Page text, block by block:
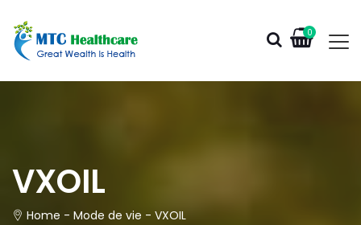
0
VXOIL
Home - Mode de vie - VXOIL